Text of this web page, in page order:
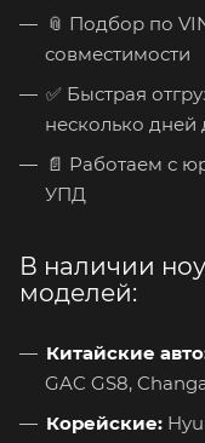
📎 Подбор по
совместимости
✅ Быстрая
несколько
📄 Работаем с
УПД
В наличии
моделей:
Китайские
GAC GS8,
Корейские: